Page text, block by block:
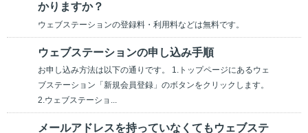
かりますか？
ウェブステーションの登録料・利用料などは無料です。
ウェブステーションの申し込み手順
お申し込み方法は以下の通りです。 1.トップページにあるウェ
ブステーション「新規会員登録」のボタンをクリックします。
2.ウェブステーショ...
メールアドレスを持っていなくてもウェブステ